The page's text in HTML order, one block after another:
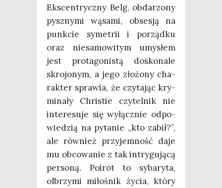
Eks­cen­trycz­ny Belg, obda­rzo­ny
pysz­ny­mi wąsa­mi, obse­sją na
punk­cie syme­trii i porząd­ku
oraz nie­sa­mo­wi­tym umy­słem
jest pro­ta­go­ni­stą dosko­na­le
skro­jo­nym, a jego zło­żo­ny cha­
rak­ter spra­wia, że czy­ta­jąc kry­
mi­na­ły Chri­stie czy­tel­nik nie
inte­re­su­je się wyłącz­nie odpo­
wie­dzią na pyta­nie „kto zabił?”,
ale rów­nież przy­jem­ność daje
mu obco­wa­nie z tak intry­gu­ją­cą
per­so­ną. Poirot to syba­ry­ta,
olbrzy­mi miło­śnik życia, któ­ry